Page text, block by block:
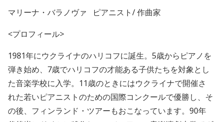
マリーナ・バラノヴァ
ピアニスト/ 作曲家
<プロフィール>
1981年にウクライナのハリコフに誕生。5歳からピアノを
弾き始め、7歳でハリコフの才能ある子供たちを対象とし
た音楽学校に入学。11歳のときにはウクライナで開催さ
れた若いピアニストのための国際コンクールで優勝し、そ
の後、フィンランド・ツアーもおこなっています。90年